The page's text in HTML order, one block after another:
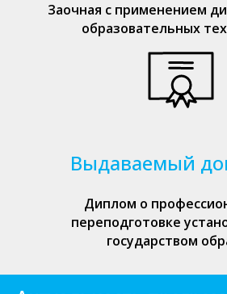
Заочная с применением
образовательных
Выдаваемый
Диплом о
переподготовке
государством